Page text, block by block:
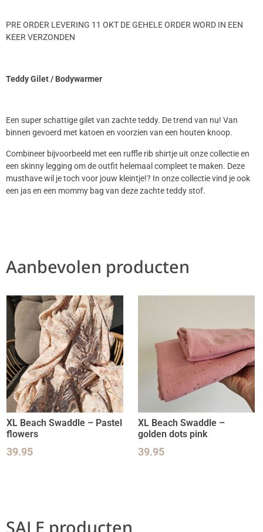
PRE ORDER LEVERING 11 OKT DE GEHELE ORDER WORD IN EEN
KEER VERZONDEN
Teddy Gilet / Bodywarmer
Een super schattige gilet van zachte teddy. De trend van nu! Van
binnen gevoerd met katoen en voorzien van een houten knoop.
Combineer bijvoorbeeld met een ruffle rib shirtje uit onze collectie en
een skinny legging om de outfit helemaal compleet te maken. Deze
musthave wil je toch voor jouw kleintje!? In onze collectie vind je ook
een jas en een mommy bag van deze zachte teddy stof.
Aanbevolen producten
XL Beach Swaddle – Pastel
flowers
39.95
XL Beach Swaddle –
golden dots pink
39.95
SALE producten